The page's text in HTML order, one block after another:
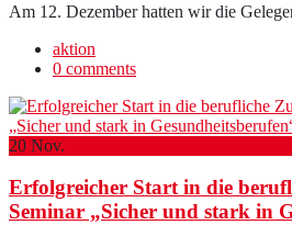
Am 12. Dezember hatten wir die
aktion
0 comments
20 Nov.
Erfolgreicher Start in die
Seminar „Sicher und stark in